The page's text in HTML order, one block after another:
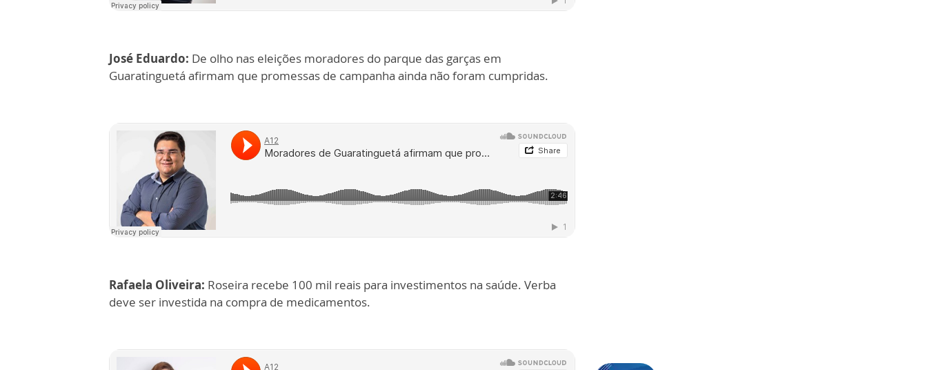
José Eduardo: De olho nas eleições moradores do parque das garças em
Guaratinguetá afirmam que promessas de campanha ainda não foram cumpridas.
Rafaela Oliveira: Roseira recebe 100 mil reais para investimentos na saúde. Verba
deve ser investida na compra de medicamentos.